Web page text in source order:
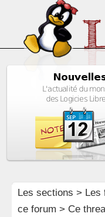
Les sections > Les
ce forum > Ce